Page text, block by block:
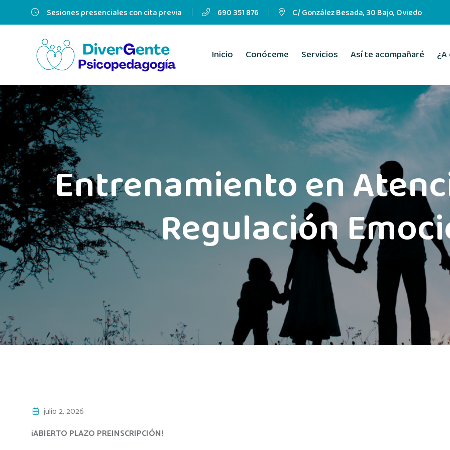
Sesiones presenciales con cita previa 690 351 876 C/ González Besada, 30 Bajo, Oviedo
Inicio Conóceme Servicios Así te acompañaré
Entrenamiento en
Regulación
julio 2, 2026
¡ABIERTO PLAZO PREINSCRIPCIÓN!